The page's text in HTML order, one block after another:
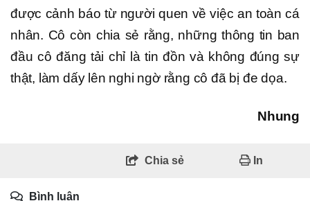
được cảnh báo từ người quen về việc an toàn cá
nhân. Cô còn chia sẻ rằng, những thông tin ban
đầu cô đăng tải chỉ là tin đồn và không đúng sự
thật, làm dấy lên nghi ngờ rằng cô đã bị đe dọa.
Nhung
Chia sẻ In
Bình luận